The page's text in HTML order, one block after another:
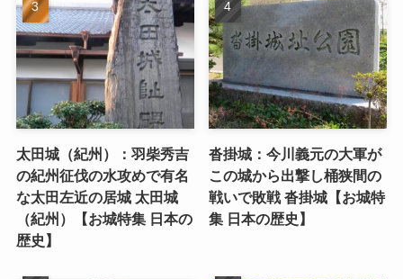
太田城（紀州）：羽柴秀吉
の紀州征伐の水攻めで有名
な太田左近の居城 太田城
（紀州）【お城特集 日本の
歴史】
沓掛城：今川義元の大軍が
この城から出撃し桶狭間の
戦いで敗戦 沓掛城【お城特
集 日本の歴史】